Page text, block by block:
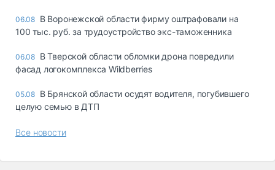
06.08 В Воронежской области фирму оштрафовали на
100 тыс. руб. за трудоустройство экс-таможенника
06.08 В Тверской области обломки дрона повредили
фасад логокомплекса Wildberries
05.08 В Брянской области осудят водителя, погубившего
целую семью в ДТП
Все новости